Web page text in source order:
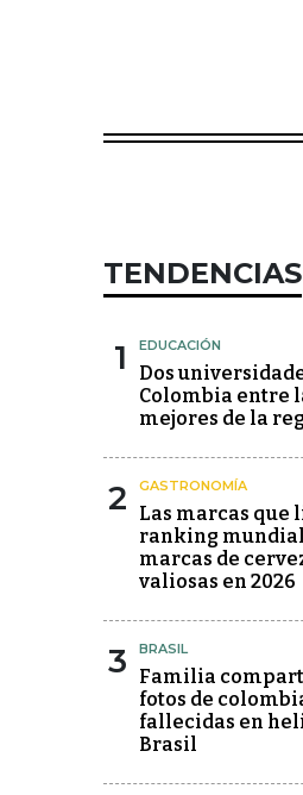
TENDENCIAS
1 EDUCACIÓN
Dos
Colombia entre
mejores de la
2 GASTRONOMÍA
Las marcas que
ranking mundial
marcas de
valiosas en 2026
3 BRASIL
Familia
fotos de
fallecidas en
Brasil